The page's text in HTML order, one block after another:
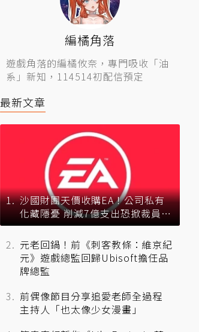
編橘角落
遊戲角落的編橘攸奈，專門吸收「油
系」新知，114514初配信預定
最新文章
沙國財團天價收購EA！公司私有
化藏隱憂 削減7億支出恐掀裁員風
暴？
元老回鍋！前《刺客教條：維京紀
元》遊戲總監回歸Ubisoft擔任品
牌總監
前偶像節目分享追愛老師全過程
主持人「也太像少女漫畫」